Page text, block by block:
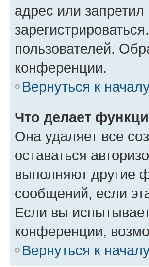
адрес или
пользователей.
конференции.
Вернуться к
Что делает
Она удаляет все
оставаться
выполняют другие
сообщений, если
Если вы
конференции,
Вернуться к